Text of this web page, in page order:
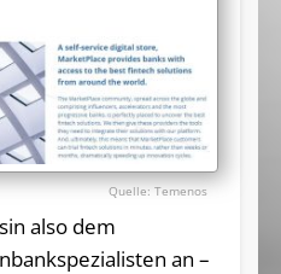
Temenos
also dem
an –